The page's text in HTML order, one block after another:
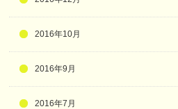
2016年10月
2016年9月
2016年7月